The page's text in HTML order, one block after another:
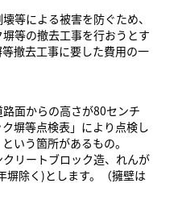
等による被害を防ぐため、
等の撤去工事を行おうとす
撤去工事に要した費用の一
面からの高さが80センチ
塀等点検表」により点検し
いう箇所があるもの。
リートブロック造、れんが
塀除く)とします。（擁壁は